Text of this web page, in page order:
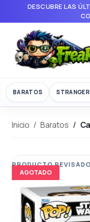
DESCUBRE LAS
BARATOS
Inicio Baratos
AGOTADO